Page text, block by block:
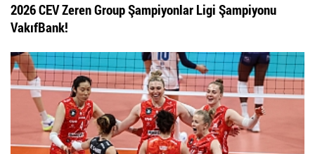
2026 CEV Zeren Group Şampiyonlar Ligi Şampiyonu
VakıfBank!